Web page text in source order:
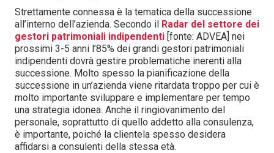
Strettamente connessa è la tematica della successione
all’interno dell’azienda. Secondo il Radar del settore dei
gestori patrimoniali indipendenti [fonte: ADVEA] nei
prossimi 3-5 anni l’85% dei grandi gestori patrimoniali
indipendenti dovrà gestire problematiche inerenti alla
successione. Molto spesso la pianificazione della
successione in un’azienda viene ritardata troppo per cui è
molto importante sviluppare e implementare per tempo
una strategia idonea. Anche il ringiovanimento del
personale, soprattutto di quello addetto alla consulenza,
è importante, poiché la clientela spesso desidera
affidarsi a consulenti della stessa età.